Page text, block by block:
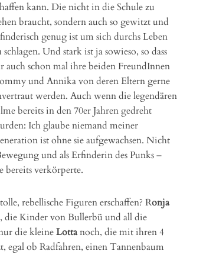
kann. Die nicht in die Schule zu
braucht, sondern auch so gewitzt und
genug ist um sich durchs Leben
schlagen. Und stark ist ja sowieso, so dass
auch schon mal ihre beiden FreundInnen
und Annika von deren Eltern gerne
werden. Auch wenn die legendären
bereits in den 70er Jahren gedreht
Ich glaube niemand meiner
ist ohne sie aufgewachsen. Nicht
und als Erfinderin des Punks –
bereits verkörperte.
rebellische Figuren erschaffen? Ronja
die Kinder von Bullerbü und all die
die kleineLottanoch, die mit ihren 4
egal ob Radfahren, einen Tannenbaum